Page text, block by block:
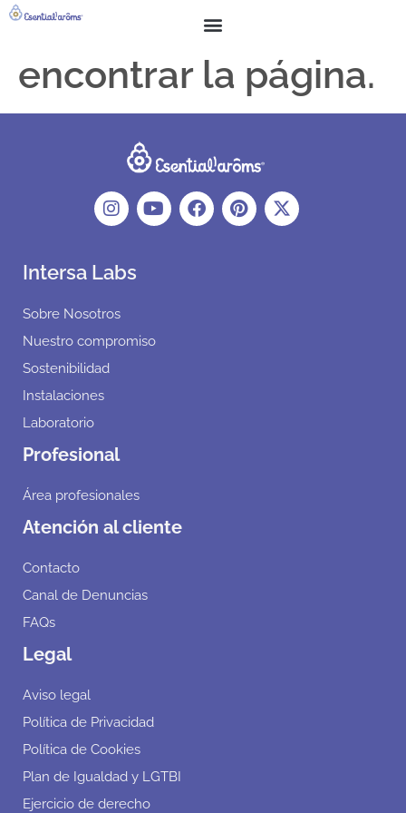
No se ha podido
encontrar la página.
Intersa Labs
Sobre Nosotros
Nuestro compromiso
Sostenibilidad
Instalaciones
Laboratorio
Profesional
Área profesionales
Atención al cliente
Contacto
Canal de Denuncias
FAQs
Legal
Aviso legal
Política de Privacidad
Política de Cookies
Plan de Igualdad y LGTBI
Ejercicio de derecho